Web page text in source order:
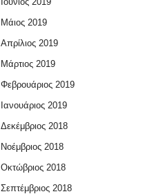
Μάιος 2019
Απρίλιος 2019
Μάρτιος 2019
Φεβρουάριος 2019
Ιανουάριος 2019
Δεκέμβριος 2018
Νοέμβριος 2018
Οκτώβριος 2018
Σεπτέμβριος 2018